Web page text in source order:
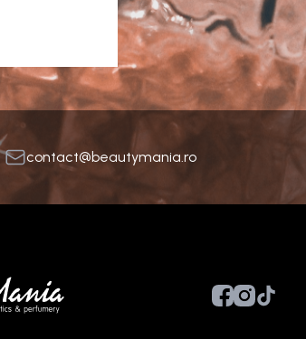
contact@beautymania.ro